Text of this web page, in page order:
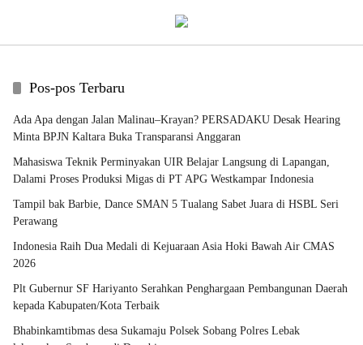
Pos-pos Terbaru
Ada Apa dengan Jalan Malinau–Krayan? PERSADAKU Desak Hearing
Minta BPJN Kaltara Buka Transparansi Anggaran
Mahasiswa Teknik Perminyakan UIR Belajar Langsung di Lapangan,
Dalami Proses Produksi Migas di PT APG Westkampar Indonesia
Tampil bak Barbie, Dance SMAN 5 Tualang Sabet Juara di HSBL Seri
Perawang
Indonesia Raih Dua Medali di Kejuaraan Asia Hoki Bawah Air CMAS
2026
Plt Gubernur SF Hariyanto Serahkan Penghargaan Pembangunan Daerah
kepada Kabupaten/Kota Terbaik
Bhabinkamtibmas desa Sukamaju Polsek Sobang Polres Lebak